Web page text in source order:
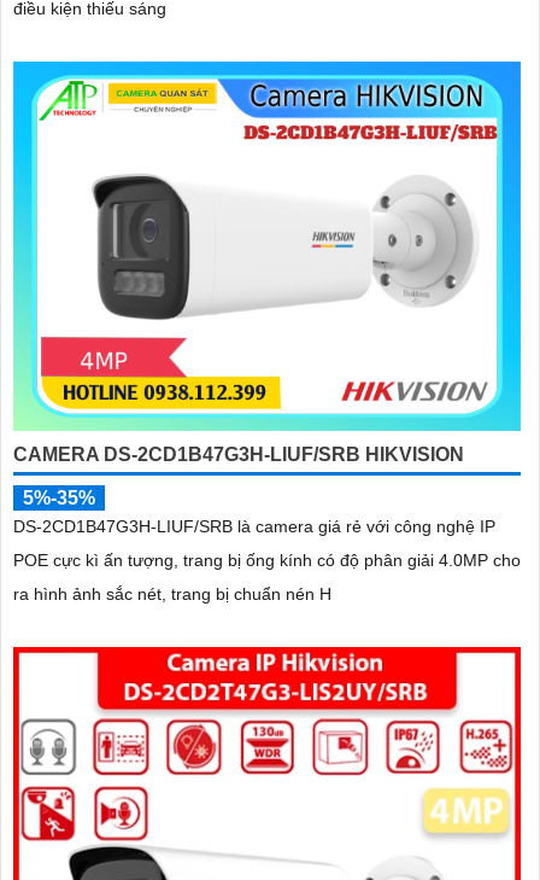
điều kiện thiếu sáng
CAMERA DS-2CD1B47G3H-LIUF/SRB HIKVISION
5%-35%
DS-2CD1B47G3H-LIUF/SRB là camera giá rẻ với công nghệ IP
POE cực kì ấn tượng, trang bị ống kính có độ phân giải 4.0MP cho
ra hình ảnh sắc nét, trang bị chuẩn nén H